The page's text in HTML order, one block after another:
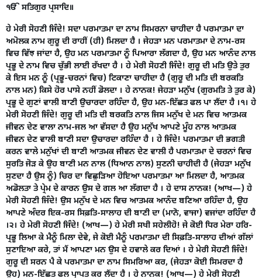
ੴ ਸਤਿਗੁਰ ਪ੍ਰਸਾਦਿ॥
ਹੇ ਮੇਰੀ ਸੋਹਣੀ ਜਿੰਦੇ! ਸਦਾ ਪਰਮਾਤਮਾ ਦਾ ਨਾਮ ਸਿਮਰਨਾ ਚਾਹੀਦਾ ਹੈ ਪਰਮਾਤਮਾ ਦਾ
ਅਮੋਲਕ ਨਾਮ ਗੁਰੂ ਦੀ ਰਾਹੀਂ (ਹੀ) ਮਿਲਦਾ ਹੈ । ਜੇਹੜਾ ਮਨ ਪਰਮਾਤਮਾ ਦੇ ਨਾਮ-ਰਸ
ਵਿਚ ਵਿੱਝ ਜਾਂਦਾ ਹੈ, ਉਹ ਮਨ ਪਰਮਾਤਮਾ ਨੂੰ ਪਿਆਰਾ ਲੱਗਦਾ ਹੈ, ਉਹ ਮਨ ਆਨੰਦ ਨਾਲ
ਪ੍ਰਭੂ ਦੇ ਨਾਮ ਵਿਚ ਚੁੱਭੀ ਲਾਈ ਰੱਖਦਾ ਹੈ । ਹੇ ਮੇਰੀ ਸੋਹਣੀ ਜਿੰਦੇ! ਗੁਰੂ ਦੀ ਮਤਿ ਉਤੇ ਤੁਰ
ਕੇ ਇਸ ਮਨ ਨੂੰ (ਪ੍ਰਭੂ-ਚਰਨਾਂ ਵਿਚ) ਟਿਕਾਣਾ ਚਾਹੀਦਾ ਹੈ (ਗੁਰੂ ਦੀ ਮਤਿ ਦੀ ਬਰਕਤਿ
ਨਾਲ ਮਨ) ਕਿਸੇ ਹੋਰ ਪਾਸੇ ਨਹੀਂ ਡੋਲਦਾ । ਹੇ ਨਾਨਕ! ਜੇਹੜਾ ਮਨੁੱਖ (ਗੁਰਮਤਿ ਤੇ ਤੁਰ ਕੇ)
ਪ੍ਰਭੂ ਦੇ ਗੁਣਾਂ ਵਾਲੀ ਬਾਣੀ ਉਚਾਰਦਾ ਰਹਿੰਦਾ ਹੈ, ਉਹ ਮਨ-ਇੱਛਤ ਫਲ ਪਾ ਲੈਂਦਾ ਹੈ ।੧। ਹੇ
ਮੇਰੀ ਸੋਹਣੀ ਜਿੰਦੇ! ਗੁਰੂ ਦੀ ਮਤਿ ਦੀ ਬਰਕਤਿ ਨਾਲ ਜਿਸ ਮਨੁੱਖ ਦੇ ਮਨ ਵਿਚ ਆਤਮਕ
ਜੀਵਨ ਦੇਣ ਵਾਲਾ ਨਾਮ-ਜਲ ਆ ਵੱਸਦਾ ਹੈ ਉਹ ਮਨੁੱਖ ਆਪਣੇ ਮੂੰਹ ਨਾਲ ਆਤਮਕ
ਜੀਵਨ ਦੇਣ ਵਾਲੀ ਬਾਣੀ ਸਦਾ ਉਚਾਰਦਾ ਰਹਿੰਦਾ ਹੈ । ਹੇ ਜਿੰਦੇ! ਪਰਮਾਤਮਾ ਦੀ ਭਗਤੀ
ਕਰਨ ਵਾਲੇ ਮਨੁੱਖਾਂ ਦੀ ਬਾਣੀ ਆਤਮਕ ਜੀਵਨ ਦੇਣ ਵਾਲੀ ਹੈ ਪਰਮਾਤਮਾ ਦੇ ਚਰਨਾਂ ਵਿਚ
ਸੁਰਤਿ ਜੋੜ ਕੇ ਉਹ ਬਾਣੀ ਮਨ ਨਾਲ (ਧਿਆਨ ਨਾਲ) ਸੁਣਨੀ ਚਾਹੀਦੀ ਹੈ (ਜੇਹੜਾ ਮਨੁੱਖ
ਸੁਣਦਾ ਹੈ ਉਸ ਨੂੰ) ਚਿਰ ਦਾ ਵਿਛੁੜਿਆ ਹੋਇਆ ਪਰਮਾਤਮਾ ਆ ਮਿਲਦਾ ਹੈ, ਆਤਮਕ
ਅਡੋਲਤਾ ਤੇ ਪ੍ਰੇਮ ਦੇ ਕਾਰਨ ਉਸ ਦੇ ਗਲ ਆ ਲੱਗਦਾ ਹੈ । ਹੇ ਦਾਸ ਨਾਨਕ! (ਆਖ—) ਹੇ
ਮੇਰੀ ਸੋਹਣੀ ਜਿੰਦੇ! ਉਸ ਮਨੁੱਖ ਦੇ ਮਨ ਵਿਚ ਆਤਮਕ ਆਨੰਦ ਬਣਿਆ ਰਹਿੰਦਾ ਹੈ, ਉਹ
ਆਪਣੇ ਅੰਦਰ ਇਕ-ਰਸ ਸਿਫ਼ਤਿ-ਸਾਲਾਹ ਦੀ ਬਾਣੀ ਦਾ (ਮਾਨੋ, ਵਾਜਾ) ਵਜਾਂਦਾ ਰਹਿੰਦਾ ਹੈ
।੨। ਹੇ ਮੇਰੀ ਸੋਹਣੀ ਜਿੰਦੇ! (ਆਖ—) ਹੇ ਮੇਰੀ ਸਖੀ ਸਹੇਲੀਹੋ! ਜੇ ਕੋਈ ਧਿਰ ਮੇਰਾ ਹਰਿ-
ਪ੍ਰਭੂ ਲਿਆ ਕੇ ਮੈਨੂੰ ਮਿਲਾ ਦੇਵੇ, ਜੇ ਕੋਈ ਮੈਨੂੰ ਪਰਮਾਤਮਾ ਦੀ ਸਿਫ਼ਤਿ-ਸਾਲਾਹ ਦੀਆਂ ਗੱਲਾਂ
ਸੁਣਾਇਆ ਕਰੇ, ਤਾਂ ਮੈਂ ਆਪਣਾ ਮਨ ਉਸ ਦੇ ਹਵਾਲੇ ਕਰ ਦਿਆਂ । ਹੇ ਮੇਰੀ ਸੋਹਣੀ ਜਿੰਦੇ!
ਗੁਰੂ ਦੀ ਸਰਨ ਪੈ ਕੇ ਪਰਮਾਤਮਾ ਦਾ ਨਾਮ ਸਿਮਰਿਆ ਕਰ, (ਜੇਹੜਾ ਕੋਈ ਸਿਮਰਦਾ ਹੈ
ਉਹ) ਮਨ-ਇੱਛਤ ਫਲ ਪ੍ਰਾਪਤ ਕਰ ਲੈਂਦਾ ਹੈ । ਹੇ ਨਾਨਕ! (ਆਖ—) ਹੇ ਮੇਰੀ ਸੋਹਣੀ